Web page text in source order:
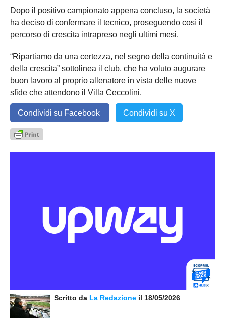
Dopo il positivo campionato appena concluso, la società
ha deciso di confermare il tecnico, proseguendo così il
percorso di crescita intrapreso negli ultimi mesi.
“Ripartiamo da una certezza, nel segno della continuità e
della crescita” sottolinea il club, che ha voluto augurare
buon lavoro al proprio allenatore in vista delle nuove
sfide che attendono il Villa Ceccolini.
Condividi su Facebook Condividi su X
Scritto da La Redazione il 18/05/2026